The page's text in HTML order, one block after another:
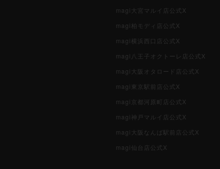
magi大宮マルイ店公式X
magi柏モディ店公式X
magi横浜西口店公式X
magi八王子オクトーレ店公式X
magi大阪オタロード店公式X
magi東京駅前店公式X
magi京都河原町店公式X
magi神戸マルイ店公式X
magi大阪なんば駅前店公式X
magi仙台店公式X